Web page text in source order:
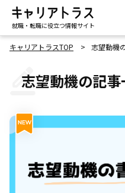
就職・転職に役立つ情報サイト
キャリアトラスTOP 志望動機
志望動機の記